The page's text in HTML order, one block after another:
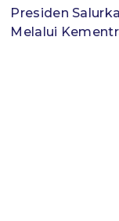
Presiden
Melalui